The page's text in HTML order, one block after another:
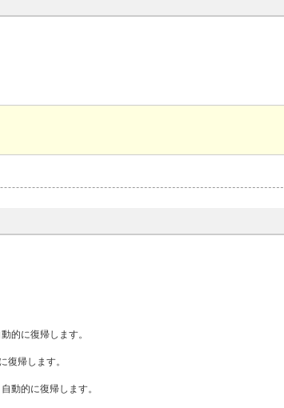
的に復帰します。
復帰します。
動的に復帰します。